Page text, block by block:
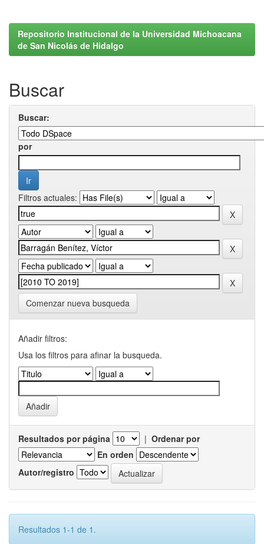
Repositorio Institucional de la Universidad Michoacana
de San Nicolás de Hidalgo
Buscar
Buscar:
por
Filtros actuales:
Comenzar nueva busqueda
Añadir filtros:
Usa los filtros para afinar la busqueda.
Resultados por página | Ordenar por
En orden
Autor/registro
Resultados 1-1 de 1.